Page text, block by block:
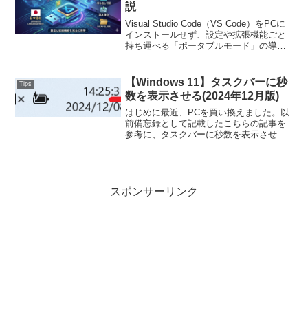
説
Visual Studio Code（VS Code）をPCに
インストールせず、設定や拡張機能ごと
持ち運べる「ポータブルモード」の導入
ト時の注意点まで、初心者にも分かりや
すくまとめました。
Tips
【Windows 11】タスクバーに秒
数を表示させる(2024年12月版)
はじめに最近、PCを買い換えました。以
前備忘録として記載したこちらの記事を
参考に、タスクバーに秒数を表示させよ
スポンサーリンク